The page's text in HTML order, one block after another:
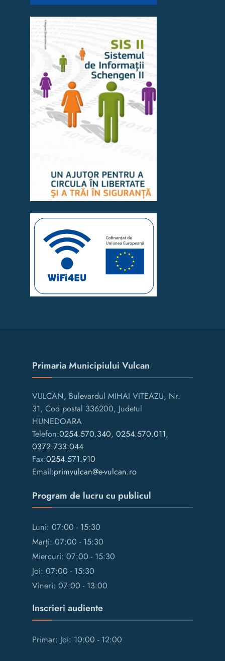
Primaria Municipiului Vulcan
VULCAN, Bulevardul MIHAI VITEAZU, Nr.
31, Cod postal 336200, Judetul
HUNEDOARA
Telefon:0254.570.340, 0254.570.011,
0372.733.044
Fax:0254.571.910
Email:primvulcan@e-vulcan.ro
Program de lucru cu publicul
Luni: 07:00 - 15:30
Marți: 07:00 - 15:30
Miercuri: 07:00 - 15:30
Joi: 07:00 - 15:30
Vineri: 07:00 - 13:00
Inscrieri audiente
Primar: Joi: 10:00 - 12:00